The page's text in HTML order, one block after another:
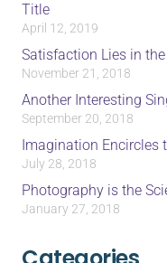
Title
April 12, 2019
Satisfaction Lies in
November 21, 2018
Another Interesting
September 20, 2018
Imagination Encircles
July 28, 2018
Photography is the
January 27, 2018